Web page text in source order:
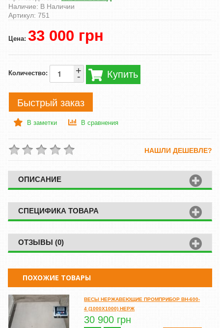
Наличие: В Наличии
Артикул: 751
Цена: 33 000 грн
Количество: -
+ Купить
Быстрый заказ
В заметки В сравнения
НАШЛИ ДЕШЕВЛЕ?
ОПИСАНИЕ
СПЕЦИФИКА ТОВАРА
ОТЗЫВЫ (0)
ПОХОЖИЕ ТОВАРЫ
ВЕСЫ НЕРЖАВЕЮЩИЕ ПРОМПРИБОР ВН-600-
4 (1000Х1000) НЕРЖ
30 900 грн